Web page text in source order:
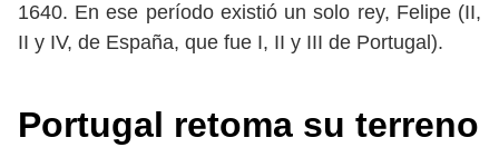
1640. En ese período existió un solo rey, Felipe (II,
II y IV, de España, que fue I, II y III de Portugal).
Portugal retoma su terreno